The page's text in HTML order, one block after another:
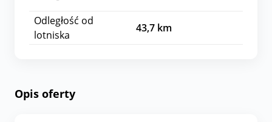
Odległość od
lotniska
43,7 km
Opis oferty